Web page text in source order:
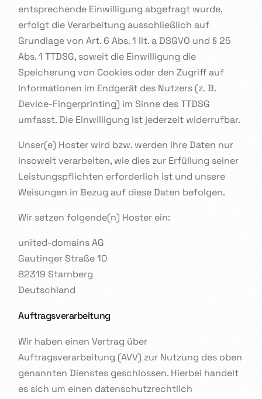
entsprechende Einwilligung abgefragt wurde,
erfolgt die Verarbeitung ausschließlich auf
Grundlage von Art. 6 Abs. 1 lit. a DSGVO und § 25
Abs. 1 TTDSG, soweit die Einwilligung die
Speicherung von Cookies oder den Zugriff auf
Informationen im Endgerät des Nutzers (z. B.
Device-Fingerprinting) im Sinne des TTDSG
umfasst. Die Einwilligung ist jederzeit widerrufbar.
Unser(e) Hoster wird bzw. werden Ihre Daten nur
insoweit verarbeiten, wie dies zur Erfüllung seiner
Leistungspflichten erforderlich ist und unsere
Weisungen in Bezug auf diese Daten befolgen.
Wir setzen folgende(n) Hoster ein:
united-domains AG
Gautinger Straße 10
82319 Starnberg
Deutschland
Auftragsverarbeitung
Wir haben einen Vertrag über
Auftragsverarbeitung (AVV) zur Nutzung des oben
genannten Dienstes geschlossen. Hierbei handelt
es sich um einen datenschutzrechtlich